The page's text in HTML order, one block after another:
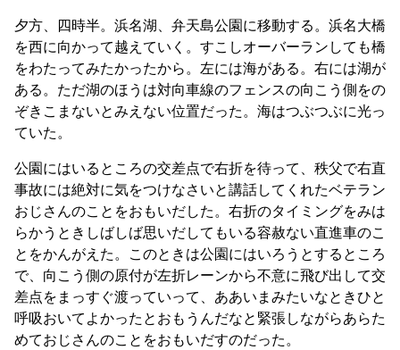
夕方、四時半。浜名湖、弁天島公園に移動する。浜名大橋
を西に向かって越えていく。すこしオーバーランしても橋
をわたってみたかったから。左には海がある。右には湖が
ある。ただ湖のほうは対向車線のフェンスの向こう側をの
ぞきこまないとみえない位置だった。海はつぶつぶに光っ
ていた。
公園にはいるところの交差点で右折を待って、秩父で右直
事故には絶対に気をつけなさいと講話してくれたベテラン
おじさんのことをおもいだした。右折のタイミングをみは
らかうときしばしば思いだしてもいる容赦ない直進車のこ
とをかんがえた。このときは公園にはいろうとするところ
で、向こう側の原付が左折レーンから不意に飛び出して交
差点をまっすぐ渡っていって、ああいまみたいなときひと
呼吸おいてよかったとおもうんだなと緊張しながらあらた
めておじさんのことをおもいだすのだった。